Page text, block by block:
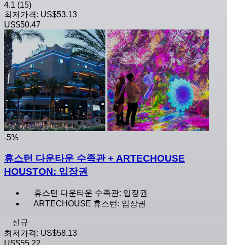
4.1 (15)
최저가격: US$53.13
US$50.47
-5%
휴스턴 다운타운 수족관 + ARTECHOUSE
HOUSTON: 입장권
휴스턴 다운타운 수족관: 입장권
ARTECHOUSE 휴스턴: 입장권
신규
최저가격: US$58.13
US$55.22